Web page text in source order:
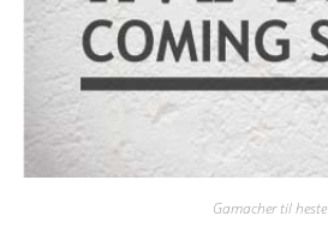
Gamacher til heste